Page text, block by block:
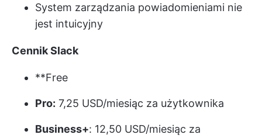
System zarządzania powiadomieniami nie
jest intuicyjny
Cennik Slack
**Free
Pro: 7,25 USD/miesiąc za użytkownika
Business+: 12,50 USD/miesiąc za